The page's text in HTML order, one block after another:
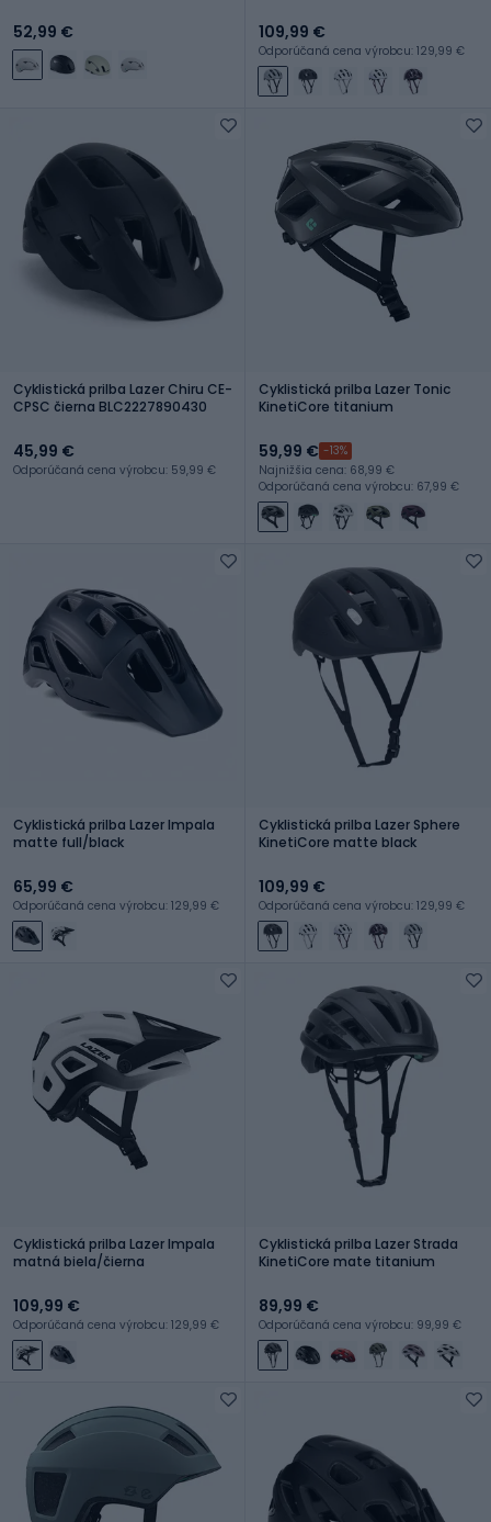
52,99 € 109,99 €
Odporúčaná cena výrobcu: 129,99 €
Cyklistická prilba Lazer Chiru CE-
CPSC čierna BLC2227890430
45,99 €
Odporúčaná cena výrobcu: 59,99 €
Cyklistická prilba Lazer Tonic
KinetiCore titanium
59,99 € -13%
Najnižšia cena: 68,99 €
Odporúčaná cena výrobcu: 67,99 €
Cyklistická prilba Lazer Impala
matte full/black
65,99 €
Odporúčaná cena výrobcu: 129,99 €
Cyklistická prilba Lazer Sphere
KinetiCore matte black
109,99 €
Odporúčaná cena výrobcu: 129,99 €
Cyklistická prilba Lazer Impala
matná biela/čierna
109,99 €
Odporúčaná cena výrobcu: 129,99 €
Cyklistická prilba Lazer Strada
KinetiCore mate titanium
89,99 €
Odporúčaná cena výrobcu: 99,99 €